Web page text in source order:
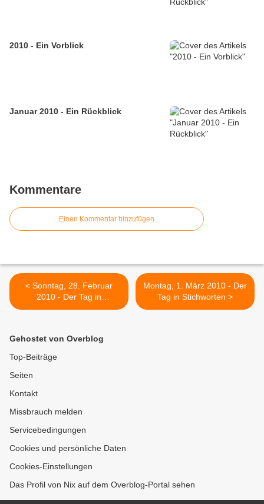
2010 - Ein Vorblick
Januar 2010 - Ein Rückblick
Kommentare
Einen Kommentar hinzufügen
< Sonntag, 28. Februar
2010 - Der Tag in
Stichworten
Montag, 1. März 2010 - Der
Tag in Stichworten >
Gehostet von Overblog
Top-Beiträge
Seiten
Kontakt
Missbrauch melden
Servicebedingungen
Cookies und persönliche Daten
Cookies-Einstellungen
Das Profil von Nix auf dem Overblog-Portal sehen